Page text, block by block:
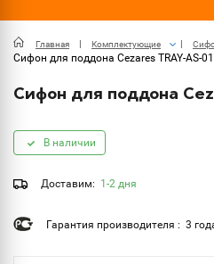
Главная Комплектующие
Сифон для поддона Cezares TRAY-AS-01
Сифон для поддона
В наличии
Доставим: 1-2 дня
Гарантия производителя : 3